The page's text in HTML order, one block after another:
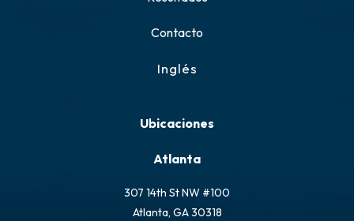
Contacto
Inglés
Ubicaciones
Atlanta
307 14th St NW #100
Atlanta, GA 30318